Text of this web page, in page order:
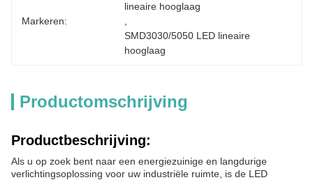
Markeren:
lineaire hooglaag
SMD3030/5050 LED lineaire
hooglaag
Productomschrijving
Productbeschrijving:
Als u op zoek bent naar een energiezuinige en langdurige
verlichtingsoplossing voor uw industriële ruimte, is de LED